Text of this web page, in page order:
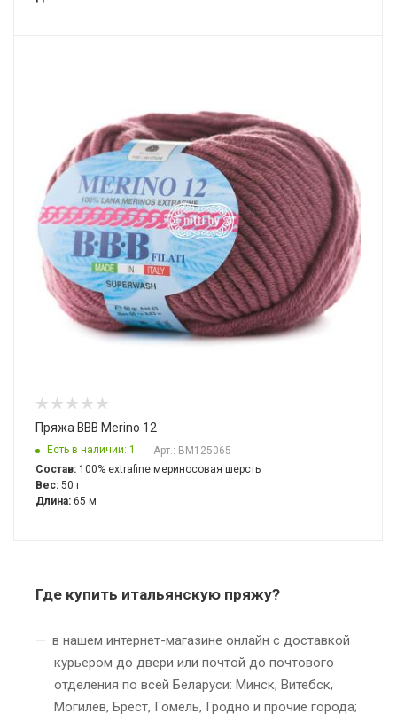
Пряжа BBB Merino 12
Есть в наличии: 1
Арт.: BM125065
Состав: 100% extrafine мериносовая шерсть
Вес: 50 г
Длина: 65 м
Где купить итальянскую пряжу?
в нашем интернет-магазине онлайн с доставкой
курьером до двери или почтой до почтового
отделения по всей Беларуси: Минск, Витебск,
Могилев, Брест, Гомель, Гродно и прочие города;